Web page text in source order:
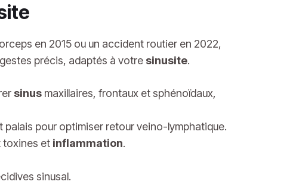
en 2015 ou un accident routier en 2022,
précis, adaptés à votre sinusite.
sinus maxillaires, frontaux et sphénoïdaux,
pour optimiser retour veino-lymphatique.
toxines et inflammation.
sinusal.